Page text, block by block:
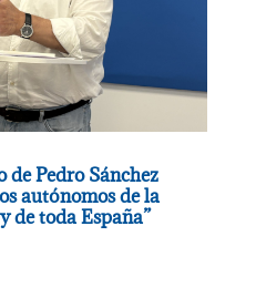
Pedro Sánchez
autónomos de la
de toda España”